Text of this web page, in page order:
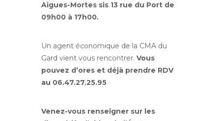
Aigues-Mortes sis 13 rue du Port de
09h00 à 17h00.
Un agent économique de la CMA du
Gard vient vous rencontrer. Vous
pouvez d’ores et déjà prendre RDV
au 06.47.27.25.95
Venez-vous renseigner sur les